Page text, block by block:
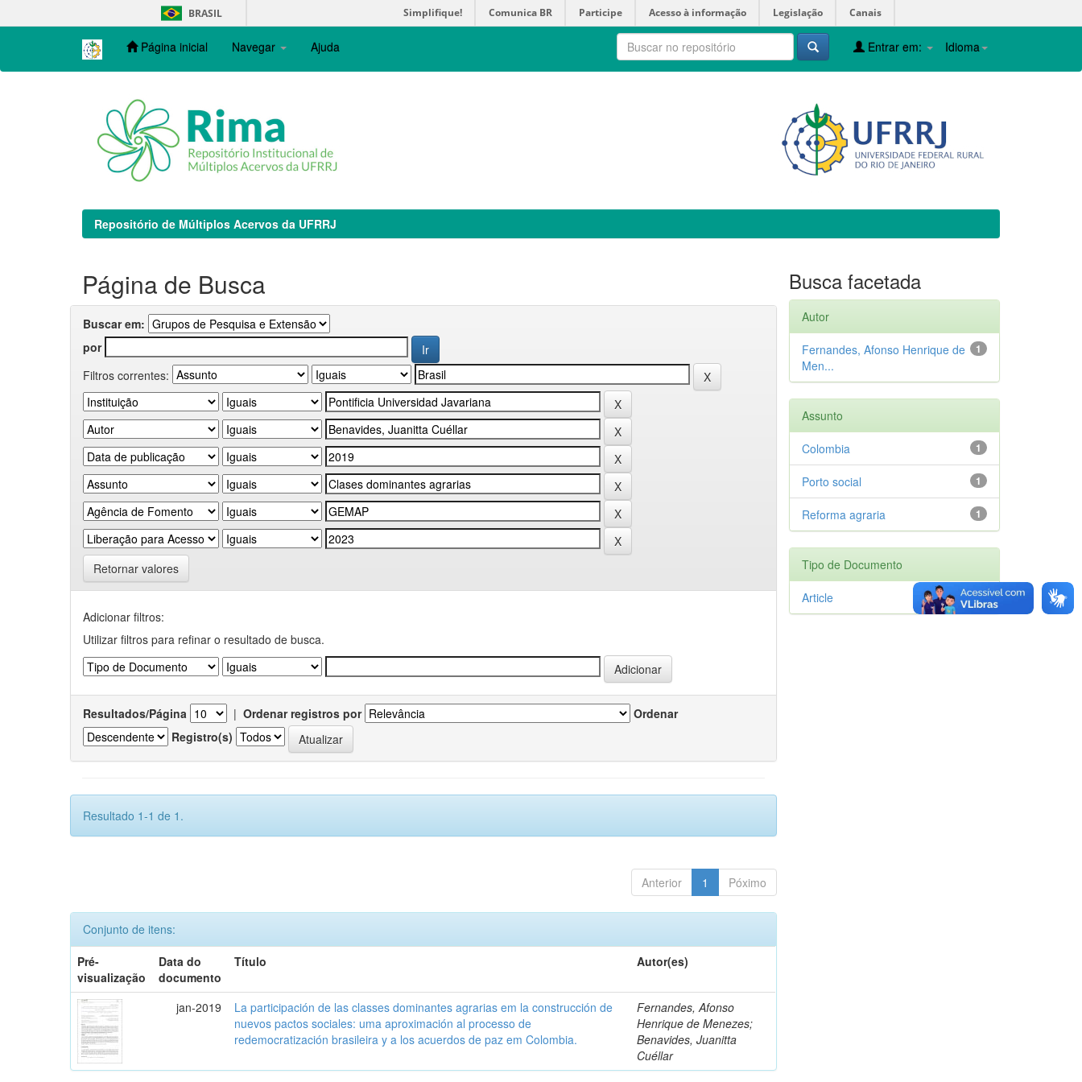
navigation
BRASIL Simplifique! Comunica BR Participe Acesso à informação Legislação Canais
Página inicial Navegar Ajuda Idioma
Entrar em:
Repositório de Múltiplos Acervos da UFRRJ
Página de Busca
Buscar em:
por
Filtros correntes:
Retornar valores
Adicionar filtros:
Utilizar filtros para refinar o resultado de busca.
Resultados/Página | Ordenar registros por
Ordenar
Registro(s)
Resultado 1-1 de 1.
Anterior 1 Póximo
Conjunto de itens:
Pré-
visualização
Data do
documento
Título Autor(es)
jan-2019
La participación de las classes dominantes agrarias em la construcción de
nuevos pactos sociales: uma aproximación al processo de
redemocratización brasileira y a los acuerdos de paz em Colombia.
Fernandes, Afonso
Henrique de Menezes;
Benavides, Juanitta
Cuéllar
Busca facetada
Autor
1
Fernandes, Afonso Henrique de
Men...
Assunto
1
Colombia
1
Porto social
1
Reforma agraria
Tipo de Documento
1
Article